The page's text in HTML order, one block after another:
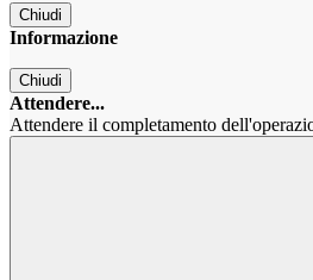
Chiudi
Informazione
Chiudi
Attendere...
Attendere il completamento